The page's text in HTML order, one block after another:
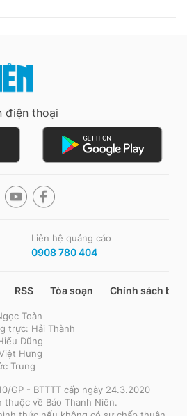
điện thoại
Liên hệ quảng cáo
0908 780 404
RSS Tòa soạn Chính sách bảo
Toàn
trực: Hải Thành
Dũng
Hưng
Trung
GP - BTTTT cấp ngày 24.3.2020
về Báo Thanh Niên.